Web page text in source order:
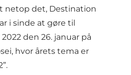
netop det, Destination
i sinde at gøre til
den 26. januar på
hvor årets tema er